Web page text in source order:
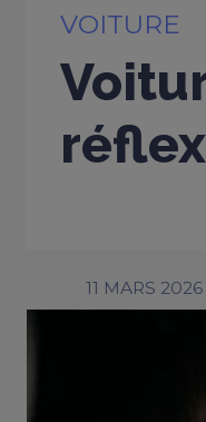
VOITURE
11 MARS 2026